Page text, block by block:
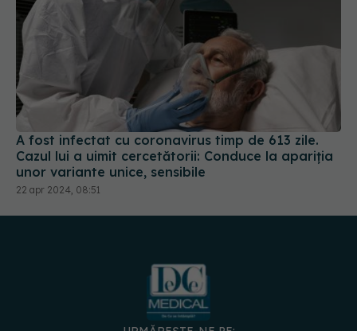
A fost infectat cu coronavirus timp de 613 zile.
Cazul lui a uimit cercetătorii: Conduce la apariția
unor variante unice, sensibile
22 apr 2024, 08:51